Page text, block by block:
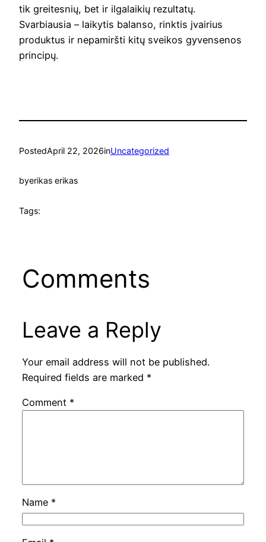
tik greitesnių, bet ir ilgalaikių rezultatų.
Svarbiausia – laikytis balanso, rinktis įvairius
produktus ir nepamiršti kitų sveikos gyvensenos
principų.
PostedApril 22, 2026inUncategorized
byerikas erikas
Tags:
Comments
Leave a Reply
Your email address will not be published.
Required fields are marked *
Comment *
Name *